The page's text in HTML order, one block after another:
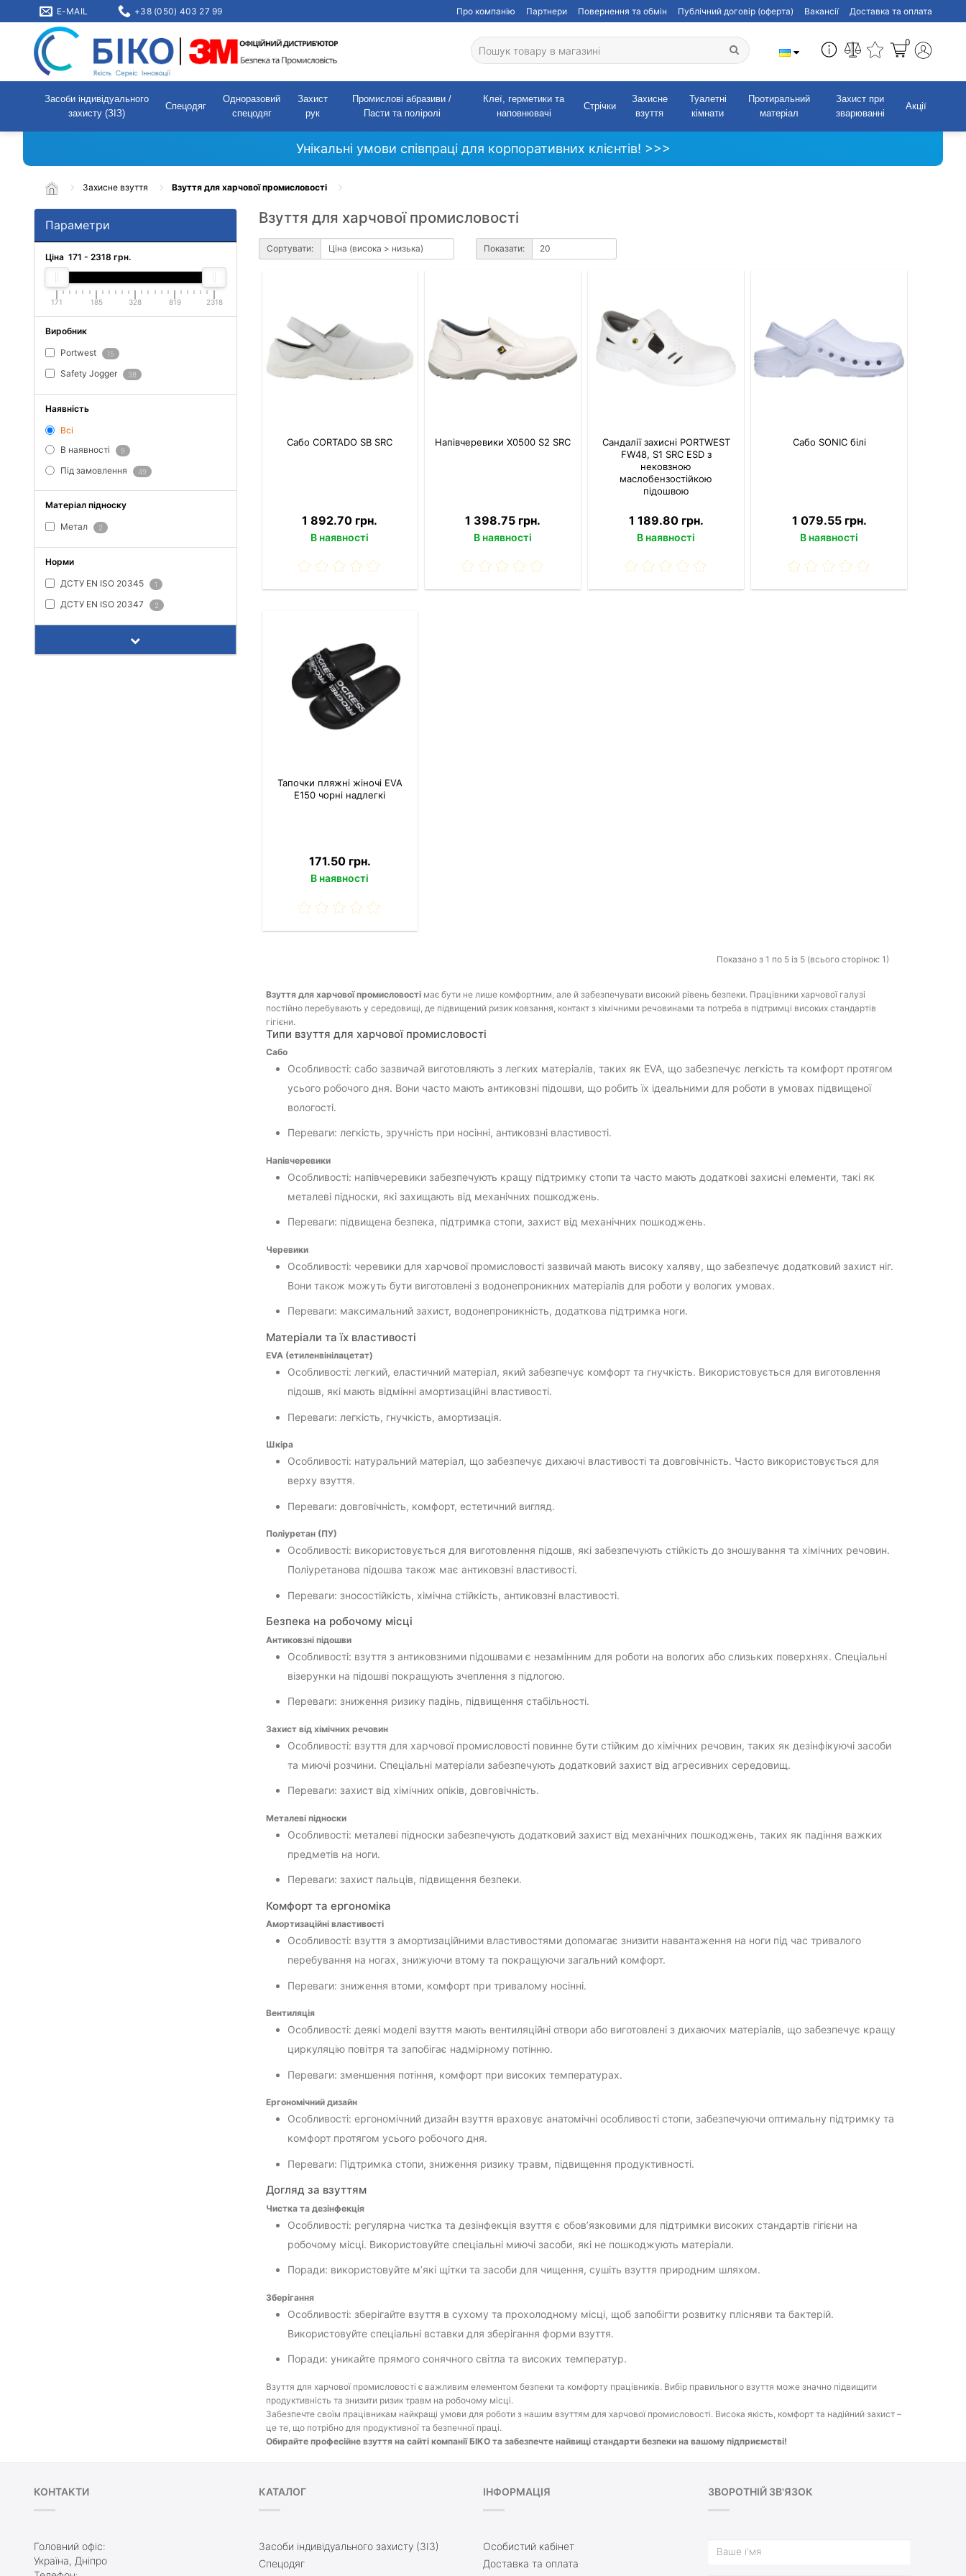
E-MAIL +38 (050) 403 27 99 Про компанію Партнери Повернення та обмін Публічний договір (оферта) Вакансії Доставка та оплата
0
Засоби індивідуального
захисту (ЗІЗ)
Спецодяг
Одноразовий
спецодяг
Захист
рук
Промислові абразиви /
Пасти та поліролі
Клеї, герметики та
наповнювачі
Стрічки
Захисне
взуття
Туалетні
кімнати
Протиральний
матеріал
Захист при
зварюванні
Акції
Унікальні умови співпраці для корпоративних клієнтів! >>>
Захисне взуття Взуття для харчової промисловості
Параметри
Ціна 171 - 2318 грн.
171 185 328 819 2318
Виробник
Portwest 15
Safety Jogger 38
Наявність
Всі
В наявності
9
Під замовлення 49
Матеріал підноску
Метал 2
Норми
ДСТУ EN ISO 20345 1
ДСТУ EN ISO 20347 2
Взуття для харчової промисловості
Сортувати: Показати:
Сабо CORTADO SB SRC
1 892.70 грн.
В наявності
Напівчеревики X0500 S2 SRC
1 398.75 грн.
В наявності
Сандалії захисні PORTWEST
FW48, S1 SRC ESD з
нековзною
маслобензостійкою
підошвою
1 189.80 грн.
В наявності
Сабо SONIC білі
1 079.55 грн.
В наявності
Тапочки пляжні жіночі EVA
E150 чорні надлегкі
171.50 грн.
В наявності
Показано з 1 по 5 із 5 (всього сторінок: 1)
Взуття для харчової промисловості має бути не лише комфортним, але й забезпечувати високий рівень безпеки. Працівники харчової галузі
постійно перебувають у середовищі, де підвищений ризик ковзання, контакт з хімічними речовинами та потреба в підтримці високих стандартів
гігієни.
Типи взуття для харчової промисловості
Сабо
Особливості: сабо зазвичай виготовляють з легких матеріалів, таких як EVA, що забезпечує легкість та комфорт протягом
усього робочого дня. Вони часто мають антиковзні підошви, що робить їх ідеальними для роботи в умовах підвищеної
вологості.
Переваги: легкість, зручність при носінні, антиковзні властивості.
Напівчеревики
Особливості: напівчеревики забезпечують кращу підтримку стопи та часто мають додаткові захисні елементи, такі як
металеві підноски, які захищають від механічних пошкоджень.
Переваги: підвищена безпека, підтримка стопи, захист від механічних пошкоджень.
Черевики
Особливості: черевики для харчової промисловості зазвичай мають високу халяву, що забезпечує додатковий захист ніг.
Вони також можуть бути виготовлені з водонепроникних матеріалів для роботи у вологих умовах.
Переваги: максимальний захист, водонепроникність, додаткова підтримка ноги.
Матеріали та їх властивості
EVA (етиленвінілацетат)
Особливості: легкий, еластичний матеріал, який забезпечує комфорт та гнучкість. Використовується для виготовлення
підошв, які мають відмінні амортизаційні властивості.
Переваги: легкість, гнучкість, амортизація.
Шкіра
Особливості: натуральний матеріал, що забезпечує дихаючі властивості та довговічність. Часто використовується для
верху взуття.
Переваги: довговічність, комфорт, естетичний вигляд.
Поліуретан (ПУ)
Особливості: використовується для виготовлення підошв, які забезпечують стійкість до зношування та хімічних речовин.
Поліуретанова підошва також має антиковзні властивості.
Переваги: зносостійкість, хімічна стійкість, антиковзні властивості.
Безпека на робочому місці
Антиковзні підошви
Особливості: взуття з антиковзними підошвами є незамінним для роботи на вологих або слизьких поверхнях. Спеціальні
візерунки на підошві покращують зчеплення з підлогою.
Переваги: зниження ризику падінь, підвищення стабільності.
Захист від хімічних речовин
Особливості: взуття для харчової промисловості повинне бути стійким до хімічних речовин, таких як дезінфікуючі засоби
та миючі розчини. Спеціальні матеріали забезпечують додатковий захист від агресивних середовищ.
Переваги: захист від хімічних опіків, довговічність.
Металеві підноски
Особливості: металеві підноски забезпечують додатковий захист від механічних пошкоджень, таких як падіння важких
предметів на ноги.
Переваги: захист пальців, підвищення безпеки.
Комфорт та ергономіка
Амортизаційні властивості
Особливості: взуття з амортизаційними властивостями допомагає знизити навантаження на ноги під час тривалого
перебування на ногах, знижуючи втому та покращуючи загальний комфорт.
Переваги: зниження втоми, комфорт при тривалому носінні.
Вентиляція
Особливості: деякі моделі взуття мають вентиляційні отвори або виготовлені з дихаючих матеріалів, що забезпечує кращу
циркуляцію повітря та запобігає надмірному потінню.
Переваги: зменшення потіння, комфорт при високих температурах.
Ергономічний дизайн
Особливості: ергономічний дизайн взуття враховує анатомічні особливості стопи, забезпечуючи оптимальну підтримку та
комфорт протягом усього робочого дня.
Переваги: Підтримка стопи, зниження ризику травм, підвищення продуктивності.
Догляд за взуттям
Чистка та дезінфекція
Особливості: регулярна чистка та дезінфекція взуття є обов’язковими для підтримки високих стандартів гігієни на
робочому місці. Використовуйте спеціальні миючі засоби, які не пошкоджують матеріали.
Поради: використовуйте м’які щітки та засоби для чищення, сушіть взуття природним шляхом.
Зберігання
Особливості: зберігайте взуття в сухому та прохолодному місці, щоб запобігти розвитку плісняви та бактерій.
Використовуйте спеціальні вставки для зберігання форми взуття.
Поради: уникайте прямого сонячного світла та високих температур.
Взуття для харчової промисловості є важливим елементом безпеки та комфорту працівників. Вибір правильного взуття може значно підвищити
продуктивність та знизити ризик травм на робочому місці.
Забезпечте своїм працівникам найкращі умови для роботи з нашим взуттям для харчової промисловості. Висока якість, комфорт та надійний захист –
це те, що потрібно для продуктивної та безпечної праці.
Обирайте професійне взуття на сайті компанії БІКО та забезпечте найвищі стандарти безпеки на вашому підприємстві!
КОНТАКТИ
Головний офіс:
Україна, Дніпро
КАТАЛОГ
Засоби індивідуального захисту (ЗІЗ)
Спецодяг
ІНФОРМАЦІЯ
Особистий кабінет
Доставка та оплата
ЗВОРОТНІЙ ЗВ'ЯЗОК